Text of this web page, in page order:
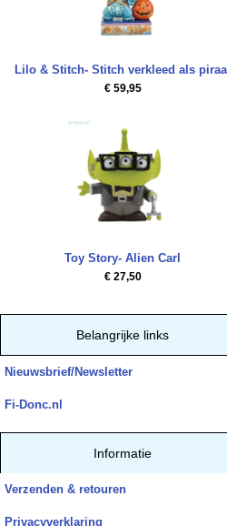
Lilo & Stitch- Stitch verkleed als
€ 59,95
Toy Story- Alien Carl
€ 27,50
Belangrijke links
Nieuwsbrief/Newsletter
Fi-Donc.nl
Informatie
Verzenden & retouren
Privacyverklaring